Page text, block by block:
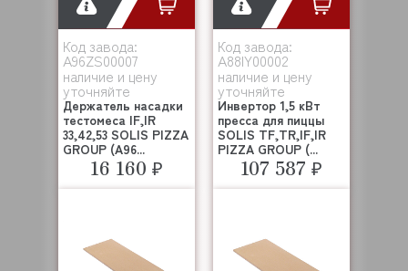
Код завода:
A96ZS00007
наличие и цену
уточняйте
Держатель насадки
тестомеса IF,IR
33,42,53 SOLIS PIZZA
GROUP (A96...
16 160 ₽
Код завода:
A88IY00002
наличие и цену
уточняйте
Инвертор 1,5 кВт
пресса для пиццы
SOLIS TF,TR,IF,IR
PIZZA GROUP (...
107 587 ₽